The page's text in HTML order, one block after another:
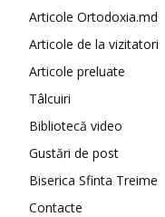
Articole Ortodoxia.md
Articole de la vizitatori
Articole preluate
Tâlcuiri
Bibliotecă video
Gustări de post
Biserica Sfinta Treime
Contacte